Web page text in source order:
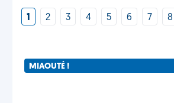
1 2 3 4 5 6 7 8
MIAOUTÉ !